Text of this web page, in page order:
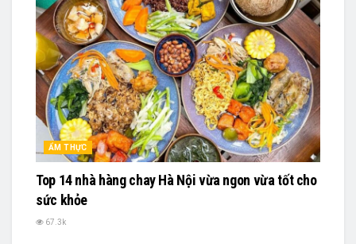
ẨM THỰC
Top 14 nhà hàng chay Hà Nội vừa ngon vừa tốt cho
sức khỏe
67.3k